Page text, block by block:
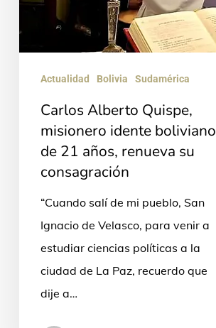
consagración
Actualidad Bolivia Sudamérica
Carlos Alberto Quispe,
misionero idente boliviano
de 21 años, renueva su
consagración
“Cuando salí de mi pueblo, San
Ignacio de Velasco, para venir a
estudiar ciencias políticas a la
ciudad de La Paz, recuerdo que
dije a…